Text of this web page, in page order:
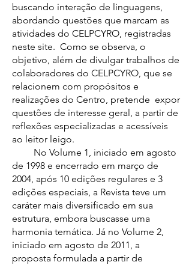
buscando interação de linguagens,
abordando questões que marcam as
atividades do CELPCYRO, registradas
neste site. Como se observa, o
objetivo, além de divulgar trabalhos de
colaboradores do CELPCYRO, que se
relacionem com propósitos e
realizações do Centro, pretende expor
questões de interesse geral, a partir de
reflexões especializadas e acessíveis
ao leitor leigo.
No Volume 1, iniciado em agosto
de 1998 e encerrado em março de
2004, após 10 edições regulares e 3
edições especiais, a Revista teve um
caráter mais diversificado em sua
estrutura, embora buscasse uma
harmonia temática. Já no Volume 2,
iniciado em agosto de 2011, a
proposta formulada a partir de